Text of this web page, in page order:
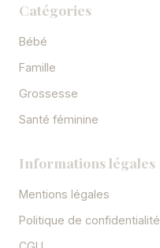
Catégories
Bébé
Famille
Grossesse
Santé féminine
Informations légales
Mentions légales
Politique de confidentialité